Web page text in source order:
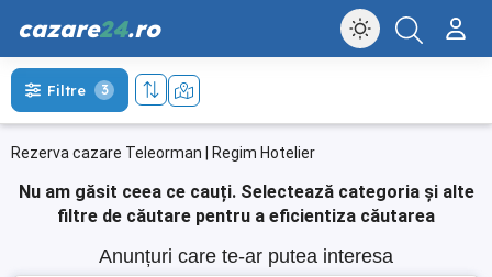
cazare24.ro
Rezerva cazare Teleorman | Regim Hotelier
Filtre 3
Nu am găsit ceea ce cauți. Selectează categoria și alte
filtre de căutare pentru a eficientiza căutarea
Anunțuri care te-ar putea interesa